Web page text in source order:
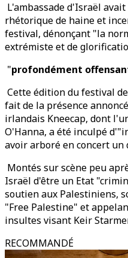
L'ambassade d'Israël
rhétorique de haine et
festival, dénonçant "la
extrémiste et de
"profondément
Cette édition du festival
fait de la présence
irlandais Kneecap, dont
O'Hanna, a été inculpé
avoir arboré en concert un
Montés sur scène peu
Israël d'être un Etat
soutien aux Palestiniens,
"Free Palestine" et
insultes visant Keir
RECOMMANDÉ